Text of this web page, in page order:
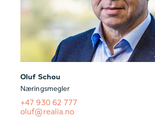
Oluf Schou
Næringsmegler
+47 930 62 777
oluf@realia.no